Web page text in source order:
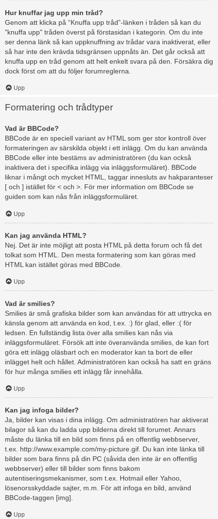
Hur knuffar jag upp min tråd?
Genom att klicka på “Knuffa upp tråd”-länken i tråden så kan du
"knuffa upp" tråden överst på förstasidan i kategorin. Om du inte
ser denna länk så kan uppknuffning av trådar vara inaktiverat, eller
så har inte den krävda tidsgränsen uppnåts än. Det går också att
knuffa upp en tråd genom att helt enkelt svara på den. Försäkra dig
dock först om att du följer forumreglerna.
Upp
Formatering och trådtyper
Vad är BBCode?
BBCode är en speciell variant av HTML som ger stor kontroll över
formateringen av särskilda objekt i ett inlägg. Om du kan använda
BBCode eller inte bestäms av administratören (du kan också
inaktivera det i specifika inlägg via inläggsformuläret). BBCode
liknar i mångt och mycket HTML, taggar innesluts av hakparanteser
[ och ] istället för < och >. För mer information om BBCode se
guiden som kan nås från inläggsformuläret.
Upp
Kan jag använda HTML?
Nej. Det är inte möjligt att posta HTML på detta forum och få det
tolkat som HTML. Den mesta formatering som kan göras med
HTML kan istället göras med BBCode.
Upp
Vad är smilies?
Smilies är små grafiska bilder som kan användas för att uttrycka en
känsla genom att använda en kod, t.ex. :) för glad, eller :( för
ledsen. En fullständig lista över alla smilies kan nås via
inläggsformuläret. Försök att inte överanvända smilies, de kan fort
göra ett inlägg oläsbart och en moderator kan ta bort de eller
inlägget helt och hållet. Administratören kan också ha satt en gräns
för hur många smilies ett inlägg får innehålla.
Upp
Kan jag infoga bilder?
Ja, bilder kan visas i dina inlägg. Om administratören har aktiverat
bilagor så kan du ladda upp bilderna direkt till forumet. Annars
måste du länka till en bild som finns på en offentlig webbserver,
t.ex. http://www.example.com/my-picture.gif. Du kan inte länka till
bilder som bara finns på din PC (såvida den inte är en offentlig
webbserver) eller till bilder som finns bakom
autentiseringsmekanismer, som t.ex. Hotmail eller Yahoo,
lösenorsskyddade sajter, m.m. För att infoga en bild, använd
BBCode-taggen [img].
Upp